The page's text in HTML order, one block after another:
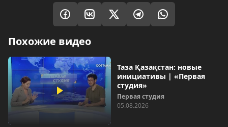
Похожие видео
Таза Қазақстан: новые
инициативы | «Первая
студия»
Первая студия
05.08.2026